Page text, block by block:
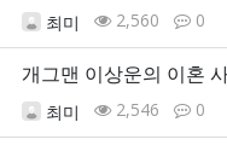
최미 2,560 0
개그맨 이상운의 이혼
최미 2,546 0